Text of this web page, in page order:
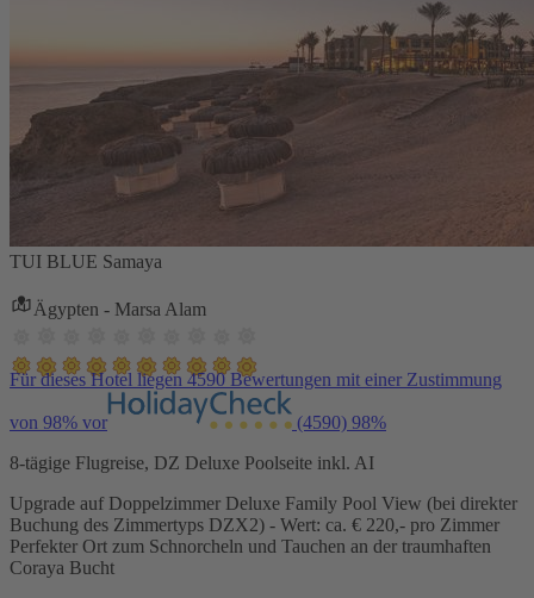
TUI BLUE Samaya
Ägypten - Marsa Alam
Für dieses Hotel liegen 4590 Bewertungen mit einer Zustimmung
von 98% vor (4590) 98%
8-tägige Flugreise, DZ Deluxe Poolseite inkl. AI
Upgrade auf Doppelzimmer Deluxe Family Pool View (bei direkter
Buchung des Zimmertyps DZX2) - Wert: ca. € 220,- pro Zimmer
Perfekter Ort zum Schnorcheln und Tauchen an der traumhaften
Coraya Bucht